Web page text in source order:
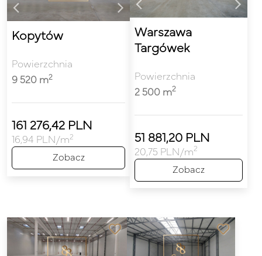
Kopytów
Powierzchnia
9 520 m2
161 276,42 PLN
16,94 PLN/m2
Zobacz
Warszawa
Targówek
Powierzchnia
2 500 m2
51 881,20 PLN
20,75 PLN/m2
Zobacz